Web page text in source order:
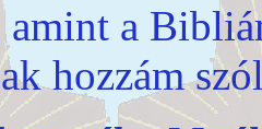
amint a
hozzám